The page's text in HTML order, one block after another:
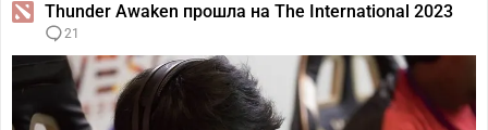
Thunder Awaken прошла на The International 2023
21